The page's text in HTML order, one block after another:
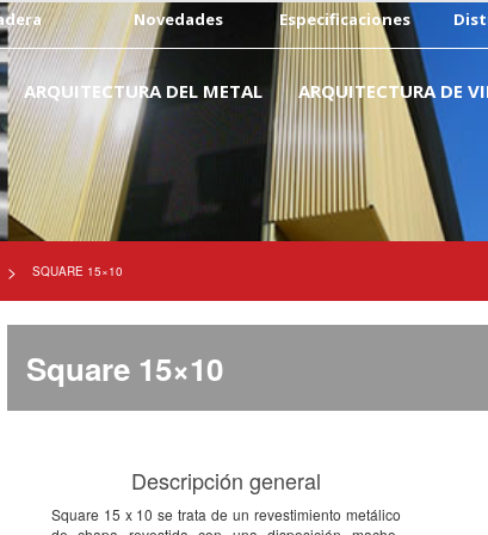
Novedades Especificaciones
ARQUITECTURA DEL METAL ARQUITECTURA DE
> SQUARE 15×10
Square 15×10
Descripción general
Square 15 x 10 se trata de un revestimiento metálico